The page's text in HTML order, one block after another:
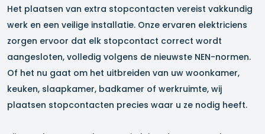
Het plaatsen van extra stopcontacten vereist vakkundig
werk en een veilige installatie. Onze ervaren elektriciens
zorgen ervoor dat elk stopcontact correct wordt
aangesloten, volledig volgens de nieuwste NEN-normen.
Of het nu gaat om het uitbreiden van uw woonkamer,
keuken, slaapkamer, badkamer of werkruimte, wij
plaatsen stopcontacten precies waar u ze nodig heeft.